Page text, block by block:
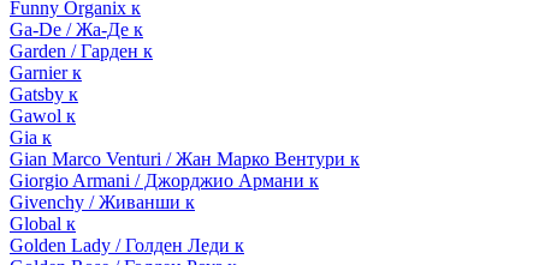
Funny Organix к
Ga-De / Жа-Де к
Garden / Гарден к
Garnier к
Gatsby к
Gawol к
Gia к
Gian Marco Venturi / Жан Марко Вентури к
Giorgio Armani / Джорджио Армани к
Givenchy / Живанши к
Global к
Golden Lady / Голден Леди к